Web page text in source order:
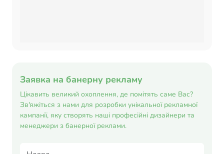
Заявка на банерну рекламу
Цікавить великий охоплення, де помітять саме Вас?
Зв'яжіться з нами для розробки унікальної рекламної
кампанії, яку створять наші професійні дизайнери та
менеджери з банерної реклами.